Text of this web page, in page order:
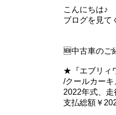
こんにちは♪
ブログを見て
🆕中古車のご
★『エブリィ
/クールカーキ
2022年式、走
支払総額￥